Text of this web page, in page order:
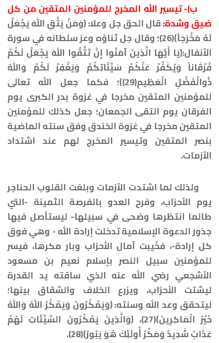
ب)- تيسير الله المخرج للمؤمنين المتقين من كل
ضيق وشدة:قال الحق جل وعلا: ﴿وَمَنْ يَتَّقِ اللهَ يَجْعَلْ
لَهُ مَخْرَجاً﴾(26)؛ وقال جل ثناؤه وعز سلطانه في سورة
الأنفال:﴿يَا أَيُّهَا الَّذِينَ آمَنُوا إِنْ تَتَّقُوا اللهَ يَجْعَلْ لَكُمْ
فُرْقَاناً وَيُكَفِّرْ عَنْكُمْ سَيِّئَاتِكُمْ وَيَغْفِرْ لَكُمْ وَاللهُ
ذُوالْفَضْلِ الْعَظِيمِ(29)﴾؛ فكما جعل الله تعالى
للمؤمنين المتقين مخرجا في غزوة بدر الكبرى يوم
الفرقان يوم التقى الجمعان؛ جعل كذلك للمؤمنين
المتقين مخرجا في غزوة الخندق وفق سنته الماضية
بنصر المتقين وتيسير المخرج لهم عند اشتداد
الأزمات.
ولذلك لما اشتدت الأزمات وبلغت القلوب الحناجر
يوم الأحزاب، وفرح العدو بالفرصة الثمينة -التي
طالما انتظرها وضحى في سبيلها- ليستأصل فيها
جذور الدعوة الإسلامية تدخلت إرادة الله - وهي فوق
كل إرادة-، فخُيبت آمال الأحزاب وبار مكرها، فيسر
للمؤمنين سبيل النصر بإسلام نعيم بن مسعود
الأشجعي رضي الله عنه الذي ساقته يد القدرة
ليشتت الأحزاب، ويزرع الخلاف والشقاق بينها؛
ليتحقق وعد الله وسنته: ﴿وَيَمْكُرُونَ وَيَمْكُرُ اللهُ وَاللهُ
خَيْرُ الْمَاكِرِينَ﴾(27)، ﴿وَالَّذِينَ يَمْكُرُونَ السَّيِّئَاتِ لَهُمْ
عَذَابٌ شَدِيدٌ وَمَكْرُ أُولَئِكَ هُوَ يَبُورُ﴾(28).